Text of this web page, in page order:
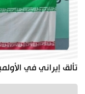
تألق إيراني في